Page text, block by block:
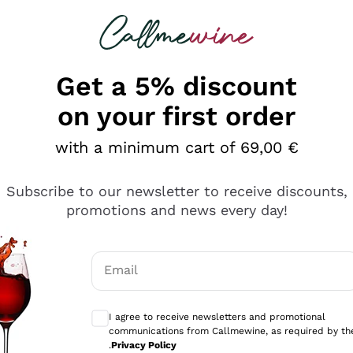
looking for
diversi e con un ampio range di prezzo. Le
Get a 5% discount
on your first order
with a minimum cart of 69,00 €
Subscribe to our newsletter to receive discounts,
promotions and news every day!
Email
I agree to receive newsletters and promotional
communications from Callmewine, as required by
.Privacy Policy